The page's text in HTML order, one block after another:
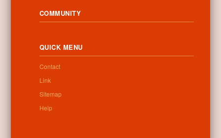
Wednesday: 9:00-12:00 13:00-16:30
Saturday: 9:00-12:00
Sunday: closed
Newsletter
COMMUNITY
QUICK MENU
Contact
Link
Sitemap
Help